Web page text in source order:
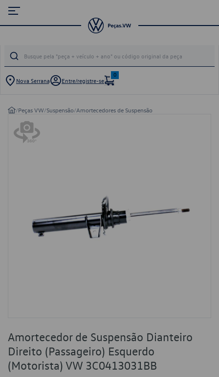
Nova Serrana Entre/registre-se
0
/Peças VW/Suspensão/Amortecedores de Suspensão
Amortecedor de Suspensão Dianteiro
Direito (Passageiro) Esquerdo
(Motorista) VW 3C0413031BB